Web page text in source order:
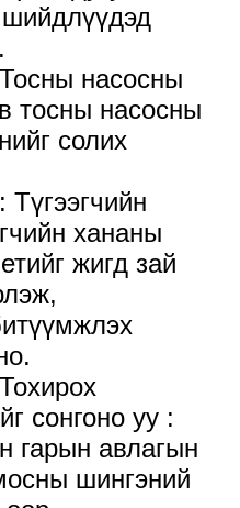
насосны
тосны насосны
солих
Түгээгчийн
хананы
жигд зай
сонгоно уу ‌:
гарын авлагын
шингэний